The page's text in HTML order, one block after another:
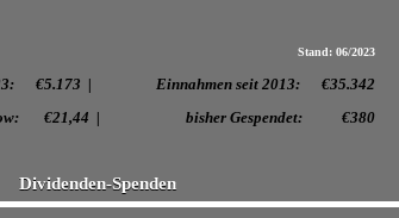
Stand: 06/2023
€5.173 | Einnahmen seit 2013: €35.342
€21,44 | bisher Gespendet: €380
Dividenden-Spenden